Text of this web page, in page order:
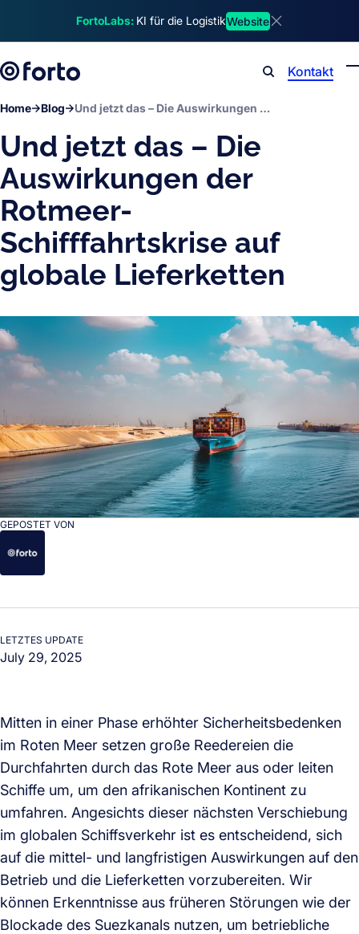
FortoLabs: KI für die LogistikWebsite
Kontakt
Home Blog Und jetzt das – Die Auswirkungen der Rotmeer-Schifffahrtskrise auf globale Lieferketten
Und jetzt das – Die
Auswirkungen der
Rotmeer-
Schifffahrtskrise auf
globale Lieferketten
GEPOSTET VON
LETZTES UPDATE
July 29, 2025
Mitten in einer Phase erhöhter Sicherheitsbedenken
im Roten Meer setzen große Reedereien die
Durchfahrten durch das Rote Meer aus oder leiten
Schiffe um, um den afrikanischen Kontinent zu
umfahren. Angesichts dieser nächsten Verschiebung
im globalen Schiffsverkehr ist es entscheidend, sich
auf die mittel- und langfristigen Auswirkungen auf den
Betrieb und die Lieferketten vorzubereiten. Wir
können Erkenntnisse aus früheren Störungen wie der
Blockade des Suezkanals nutzen, um betriebliche